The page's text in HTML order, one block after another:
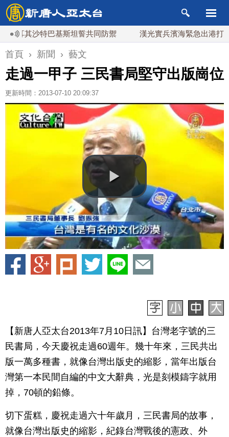
沙特巴基斯坦誓共同防禦 漢光實兵濱海緊急出港打擊 賴總
首頁 › 新聞 › 藝文
走過一甲子 三民書局堅守出版崗位
更新時間：2013-07-10 20:09:37
【新唐人亞太台2013年7月10日訊】台灣老字號的三
民書局，今天慶祝走過60週年。幾十年來，三民共出
版一萬多種書，就像台灣出版史的縮影，當年出版台
灣第一本民間自編的中文大辭典，光是刻模鑄字就用
掉，70頓的鉛條。
切下蛋糕，慶祝走過六十年歲月，三民書局的故事，
就像台灣出版史的縮影，紀錄台灣戰後的憲政、外